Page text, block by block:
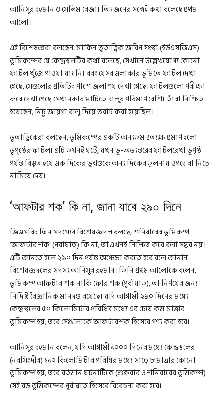
আনিসুর রহমান ও সেলিম রেজা। তিনজনের সঙ্গেই কথা বলেছে প্রথম
আলো।
এই বিশেষজ্ঞরা বলছেন, মার্কিন ভূতাত্ত্বিক জরিপ সংস্থা (ইউএসজিএস)
ভূমিকম্পের যে কেন্দ্রস্থলটির কথা বলেছে, সেখানে উল্লেখযোগ্য কোনো
ফাটল খুঁজে পাওয়া যায়নি। বরং যেসব এলাকার ভূমিতে ফাটল দেখা
গেছে, সেগুলোর প্রতিটির পাশে জলাশয় দেখা গেছে। ফাটলগুলো পরীক্ষা
করে দেখা গেছে সেখানকার মাটিতে বালুর পরিমাণ বেশি। তাঁরা নিশ্চিত
হয়েছেন, নিচু জায়গা বালু দিয়ে ভরাট করা হয়েছিল।
ভূতাত্ত্বিকেরা বলছেন, ভূমিকম্পের একটি অন্যতম প্রত্যক্ষ প্রমাণ হলো
ভূপৃষ্ঠের ফাটল। এটি তখনই ঘটে, যখন ভূ-অভ্যন্তরের ফাটলরেখা ভূপৃষ্ঠ
পর্যন্ত বিস্তৃত হয়ে এক দিকের ভূখণ্ডকে অন্য দিকের তুলনায় ওপরে বা নিচে
নামিয়ে দেয়।
‘আফটার শক’ কি না, জানা যাবে ২৯০ দিনে
জিএসবির তিন সদস্যের বিশেষজ্ঞদল বলছে, শনিবারের ভূমিকম্প
‘আফটার শক’ (পরাঘাত) কি না, তা এখনই নিশ্চিত করে বলা সম্ভব নয়।
এটি জানতে হলে ২৯০ দিন পর্যন্ত অপেক্ষা করতে হবে বলে জানান
বিশেষজ্ঞদলের সদস্য আনিসুর রহমান। তিনি প্রথম আলোকে বলেন,
ভূমিকম্প আফটার শক নাকি ফোর শক (পূর্বাঘাত), তা নির্ণয়ের জন্য
নির্দিষ্ট বৈজ্ঞানিক মানদণ্ড রয়েছে। যদি আগামী ২৯০ দিনের মধ্যে
কেন্দ্রস্থলের ৫০ কিলোমিটার পরিধির মধ্যে এর চেয়ে কম মাত্রার
ভূমিকম্প হয়, তবে সেগুলোকে আফটারশক হিসেবে গণ্য করা হবে।
আনিসুর রহমান বলেন, যদি আগামী ১০০০ দিনের মধ্যে কেন্দ্রস্থলের
(নরসিংদীর) ১১০ কিলোমিটার পরিধির মধ্যে সাড়ে ৮ মাত্রার কোনো
ভূমিকম্প হয়, তবে বর্তমান ঘটনাটিকে (শুক্রবার ও শনিবারের ভূমিকম্প)
সেই বড় ভূমিকম্পের পূর্বাঘাত হিসেবে বিবেচনা করা হবে।